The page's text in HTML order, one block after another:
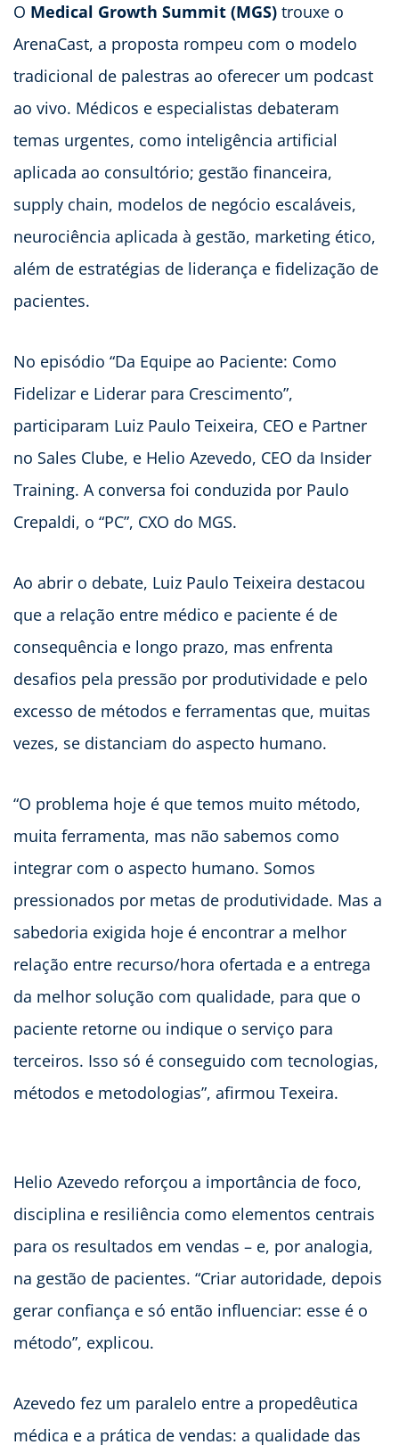
O Medical Growth Summit (MGS) trouxe o
ArenaCast, a proposta rompeu com o modelo
tradicional de palestras ao oferecer um podcast
ao vivo. Médicos e especialistas debateram
temas urgentes, como inteligência artificial
aplicada ao consultório; gestão financeira,
supply chain, modelos de negócio escaláveis,
neurociência aplicada à gestão, marketing ético,
além de estratégias de liderança e fidelização de
pacientes.
No episódio “Da Equipe ao Paciente: Como
Fidelizar e Liderar para Crescimento”,
participaram Luiz Paulo Teixeira, CEO e Partner
no Sales Clube, e Helio Azevedo, CEO da Insider
Training. A conversa foi conduzida por Paulo
Crepaldi, o “PC”, CXO do MGS.
Ao abrir o debate, Luiz Paulo Teixeira destacou
que a relação entre médico e paciente é de
consequência e longo prazo, mas enfrenta
desafios pela pressão por produtividade e pelo
excesso de métodos e ferramentas que, muitas
vezes, se distanciam do aspecto humano.
“O problema hoje é que temos muito método,
muita ferramenta, mas não sabemos como
integrar com o aspecto humano. Somos
pressionados por metas de produtividade. Mas a
sabedoria exigida hoje é encontrar a melhor
relação entre recurso/hora ofertada e a entrega
da melhor solução com qualidade, para que o
paciente retorne ou indique o serviço para
terceiros. Isso só é conseguido com tecnologias,
métodos e metodologias”, afirmou Texeira.
Helio Azevedo reforçou a importância de foco,
disciplina e resiliência como elementos centrais
para os resultados em vendas – e, por analogia,
na gestão de pacientes. “Criar autoridade, depois
gerar confiança e só então influenciar: esse é o
método”, explicou.
Azevedo fez um paralelo entre a propedêutica
médica e a prática de vendas: a qualidade das